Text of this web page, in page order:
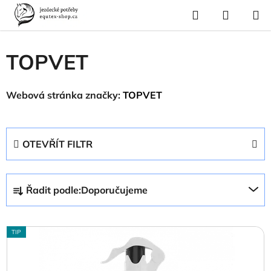
Přejít
obsah
Hledat
KOŠÍK
Domů
Prodávané značky
TOPVET
Webová stránka značky: TOPVET
OTEVŘÍT FILTR
a
z
e
n
Řadit podle:Doporučujeme
V
ý
TIP